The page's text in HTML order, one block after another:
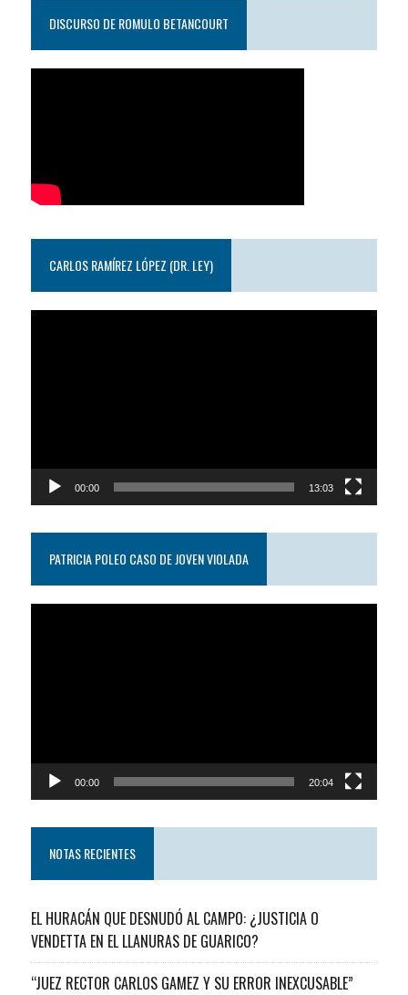
DISCURSO DE ROMULO BETANCOURT
CARLOS RAMÍREZ LÓPEZ (DR. LEY)
00:00 13:03
PATRICIA POLEO CASO DE JOVEN VIOLADA
00:00 20:04
NOTAS RECIENTES
EL HURACÁN QUE DESNUDÓ AL CAMPO: ¿JUSTICIA O
VENDETTA EN EL LLANURAS DE GUARICO?
“JUEZ RECTOR CARLOS GAMEZ Y SU ERROR INEXCUSABLE”